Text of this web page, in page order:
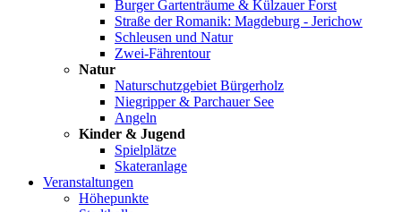
Burger Gartenträume & Külzauer Forst
Straße der Romanik: Magdeburg - Jerichow
Schleusen und Natur
Zwei-Fährentour
Natur
Naturschutzgebiet Bürgerholz
Niegripper & Parchauer See
Angeln
Kinder & Jugend
Spielplätze
Skateranlage
Veranstaltungen
Höhepunkte